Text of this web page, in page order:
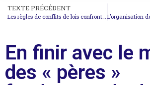
TEXTE PRÉCÉDENT
Les règles de conflits de lois confrontées au marché intérieur
En finir avec le
des « pères »